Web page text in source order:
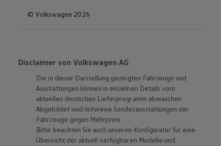
© Volkswagen 2026
Disclaimer von Volkswagen AG
Die in dieser Darstellung gezeigten Fahrzeuge und
Ausstattungen können in einzelnen Details vom
aktuellen deutschen Lieferprogramm abweichen.
Abgebildet sind teilweise Sonderausstattungen der
Fahrzeuge gegen Mehrpreis.
Bitte beachten Sie auch unseren Konfigurator für eine
Übersicht der aktuell verfügbaren Modelle und